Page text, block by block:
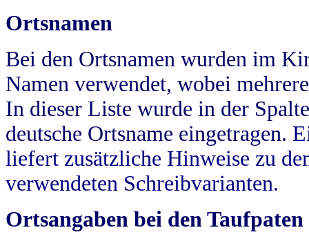
Ortsnamen
Bei den Ortsnamen wurden im
Namen verwendet, wobei
In dieser Liste wurde in der
deutsche Ortsname eingetragen.
liefert zusätzliche Hinweise zu
verwendeten Schreibvarianten.
Ortsangaben bei den Taufpaten